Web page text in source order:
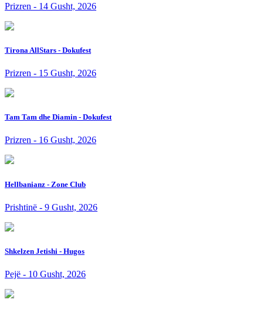
Prizren - 14 Gusht, 2026
Tirona AllStars - Dokufest
Prizren - 15 Gusht, 2026
Tam Tam dhe Diamin - Dokufest
Prizren - 16 Gusht, 2026
Hellbanianz - Zone Club
Prishtinë - 9 Gusht, 2026
Shkelzen Jetishi - Hugos
Pejë - 10 Gusht, 2026